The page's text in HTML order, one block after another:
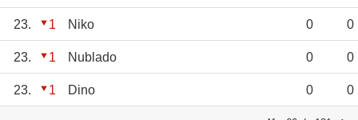
23. 1 Niko 0 0
23. 1 Nublado 0 0
23. 1 Dino 0 0